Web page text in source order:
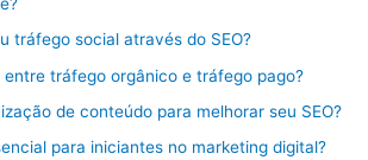
tráfego social através do SEO?
entre tráfego orgânico e tráfego pago?
de conteúdo para melhorar seu SEO?
para iniciantes no marketing digital?